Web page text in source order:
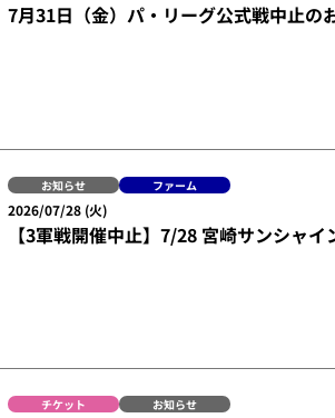
7月31日（金）パ・リーグ公式戦中止の
お知らせ ファーム
2026/07/28 (火)
【3軍戦開催中止】7/28 宮崎サンシャイ
チケット お知らせ